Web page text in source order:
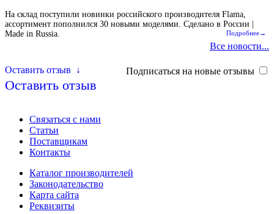
На склад поступили новинки российского производителя Flama,
ассортимент пополнился 30 новыми моделями. Сделано в России |
Made in Russia.
Подробнее→
Все новости...
Подписаться на новые отзывы
Оставить отзыв ↓
Оставить отзыв
Связаться с нами
Статьи
Поставщикам
Контакты
Каталог производителей
Законодательство
Карта сайта
Реквизиты